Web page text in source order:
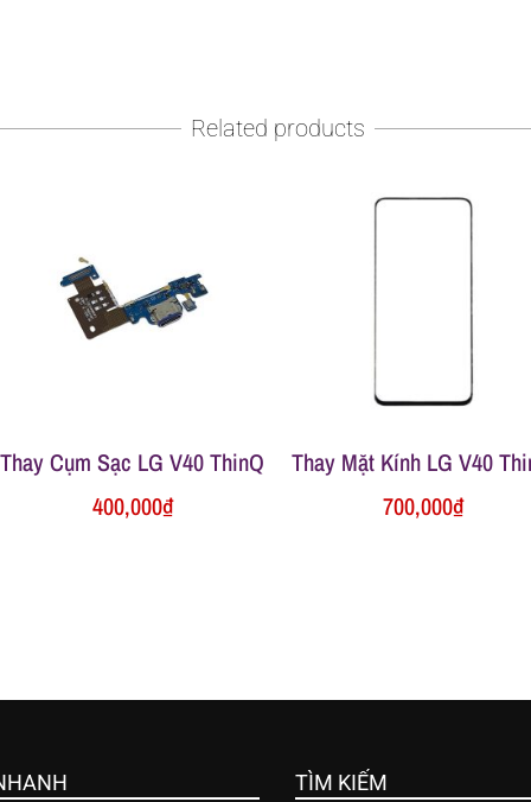
Related products
Thay Cụm Sạc LG V40 ThinQ
400,000₫
Thay Mặt Kính LG V40
700,000₫
TÌM KIẾM